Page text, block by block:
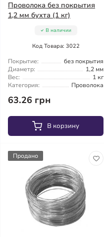
Проволока без покрытия
1,2 мм бухта (1 кг)
В наличии
Код Товара: 3022
Покрытие:
без покрытия
Диаметр:
1,2 мм
Вес:
1 кг
Категория:
Проволока
63.26 грн
В корзину
Продано